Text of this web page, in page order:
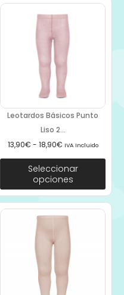
Leotardos Básicos Punto
Liso 2...
13,90€ - 18,90€ IVA Incluido
Seleccionar
opciones